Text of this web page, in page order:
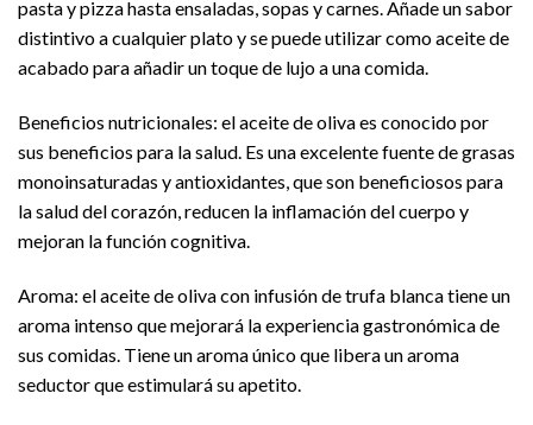
pasta y pizza hasta ensaladas, sopas y carnes. Añade un sabor
distintivo a cualquier plato y se puede utilizar como aceite de
acabado para añadir un toque de lujo a una comida.
Beneficios nutricionales: el aceite de oliva es conocido por
sus beneficios para la salud. Es una excelente fuente de grasas
monoinsaturadas y antioxidantes, que son beneficiosos para
la salud del corazón, reducen la inflamación del cuerpo y
mejoran la función cognitiva.
Aroma: el aceite de oliva con infusión de trufa blanca tiene un
aroma intenso que mejorará la experiencia gastronómica de
sus comidas. Tiene un aroma único que libera un aroma
seductor que estimulará su apetito.